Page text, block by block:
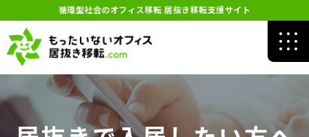
循環型社会のオフィス移転 居抜き移転支援サイト